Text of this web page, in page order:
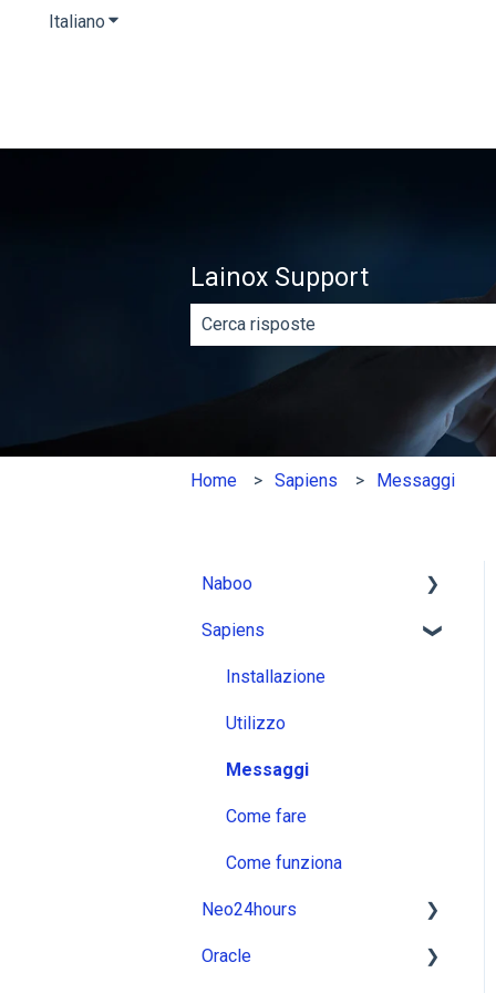
Italiano Mostra sottomenu per le traduzioni
Lainox Support
Non sono presenti suggerimenti
Home Sapiens Messaggi
Naboo
Installazione
Utilizzo
Messaggi
Come fare
Come funziona
Sapiens
Installazione
Utilizzo
Messaggi
Come fare
Come funziona
Neo24hours
Installazione
Oracle